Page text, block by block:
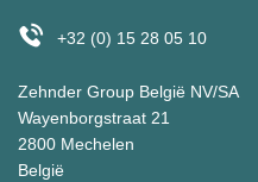
+32 (0) 15 28 05 10
Zehnder Group België NV/SA
Wayenborgstraat 21
2800 Mechelen
België